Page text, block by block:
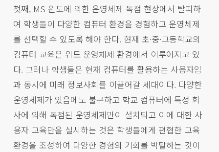
첫째, MS 윈도에 의한 운영체제 독점 현상에서 탈피하
여 학생들이 다양한 컴퓨터 환경을 경험하고 운영체제
를 선택할 수 있도록 해야 한다. 현재 초·중·고등학교의
컴퓨터 교육은 위도 운영체제 환경에서 이루어지고 있
다. 그러나 학생들은 현재 컴퓨터를 활용하는 사용자임
과 동시에 미래 정보사회를 이끌어갈 세대이다. 다양한
운영체제가 있음에도 불구하고 학교 컴퓨터에 특정 회
사에 의해 독점된 운영체제만이 설치되고 이에 대한 사
용자 교육만을 실시하는 것은 학생들에게 편협한 교육
환경을 조성하여 다양한 경험의 기회를 박탈하는 것이